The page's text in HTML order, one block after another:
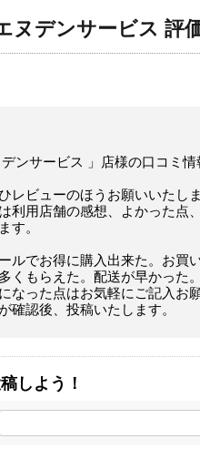
ヌデンサービス 評
デンサービス 」店様の口コミ情
レビューのほうお願いいたしま
利用店舗の感想、よかった点
す。
ルでお得に購入出来た。お買
くもらえた。配送が早かった
なった点はお気軽にご記入お
確認後、投稿いたします。
しよう！